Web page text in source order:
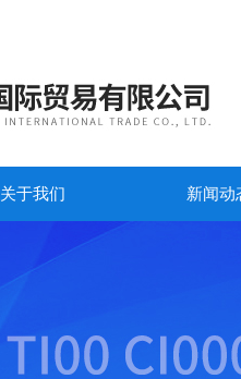
关于我们 新闻动